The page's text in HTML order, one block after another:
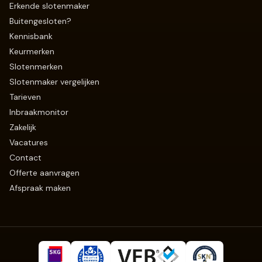
Erkende slotenmaker
Buitengesloten?
Kennisbank
Keurmerken
Slotenmerken
Slotenmaker vergelijken
Tarieven
Inbraakmonitor
Zakelijk
Vacatures
Contact
Offerte aanvragen
Afspraak maken